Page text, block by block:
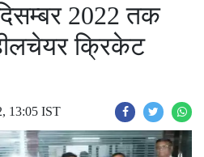
2022 तक
क्रिकेट
13:05 IST